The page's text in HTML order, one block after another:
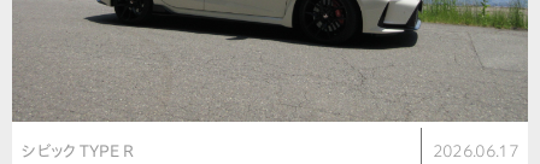
シビック TYPE R 2026.06.17